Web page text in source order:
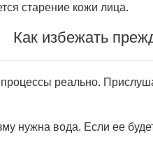
старение кожи лица.
Как избежать
реально.
нужна вода. Если ее